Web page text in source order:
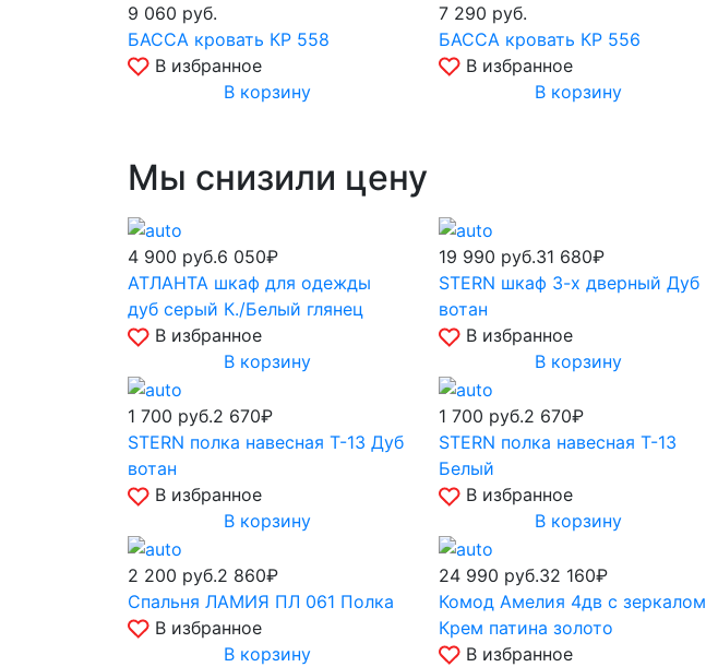
9 060 руб.
БАССА кровать КР 558
В избранное
В корзину
7 290 руб.
БАССА кровать КР 556
В избранное
В корзину
Мы снизили цену
4 900 руб.6 050₽
АТЛАНТА шкаф для одежды
дуб серый К./Белый глянец
В избранное
В корзину
19 990 руб.31 680₽
STERN шкаф 3-х дверный Дуб
вотан
В избранное
В корзину
1 700 руб.2 670₽
STERN полка навесная Т-13 Дуб
вотан
В избранное
В корзину
1 700 руб.2 670₽
STERN полка навесная Т-13
Белый
В избранное
В корзину
2 200 руб.2 860₽
Спальня ЛАМИЯ ПЛ 061 Полка
В избранное
В корзину
24 990 руб.32 160₽
Комод Амелия 4дв с зеркалом
Крем патина золото
В избранное